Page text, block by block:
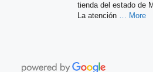
tienda del estado de
La atención … More